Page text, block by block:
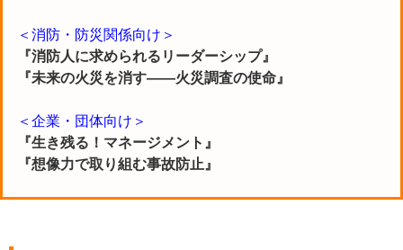
＜消防・防災関係向け＞
『消防人に求められるリーダーシップ』
『未来の火災を消す――火災調査の使命』
＜企業・団体向け＞
『生き残る！マネージメント』
『想像力で取り組む事故防止』